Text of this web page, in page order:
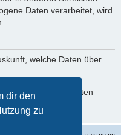
dir den
zu
Daten verarbeitet, wird
welche Daten über
Sperrung deiner Daten
Betreiber.